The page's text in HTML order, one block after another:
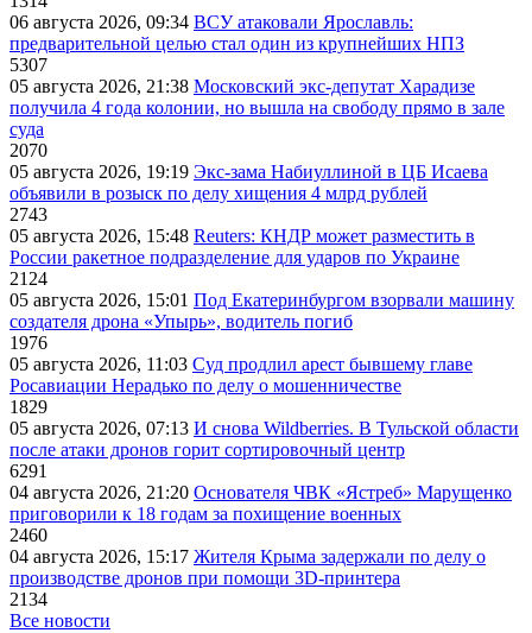
06 августа 2026, 09:34 ВСУ атаковали Ярославль:
предварительной целью стал один из крупнейших НПЗ
5307
05 августа 2026, 21:38 Московский экс-депутат Харадизе
получила 4 года колонии, но вышла на свободу прямо в зале
суда
2070
05 августа 2026, 19:19 Экс-зама Набиуллиной в ЦБ Исаева
объявили в розыск по делу хищения 4 млрд рублей
2743
05 августа 2026, 15:48 Reuters: КНДР может разместить в
России ракетное подразделение для ударов по Украине
2124
05 августа 2026, 15:01 Под Екатеринбургом взорвали машину
создателя дрона «Упырь», водитель погиб
1976
05 августа 2026, 11:03 Суд продлил арест бывшему главе
Росавиации Нерадько по делу о мошенничестве
1829
05 августа 2026, 07:13 И снова Wildberries. В Тульской области
после атаки дронов горит сортировочный центр
6291
04 августа 2026, 21:20 Основателя ЧВК «Ястреб» Марущенко
приговорили к 18 годам за похищение военных
2460
04 августа 2026, 15:17 Жителя Крыма задержали по делу о
производстве дронов при помощи 3D‑принтера
2134
Все новости